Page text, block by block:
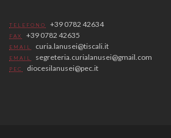
TELEFONO +39 0782 42634
FAX +39 0782 42635
EMAIL curia.lanusei@tiscali.it
EMAIL segreteria.curialanusei@gmail.com
PEC diocesilanusei@pec.it